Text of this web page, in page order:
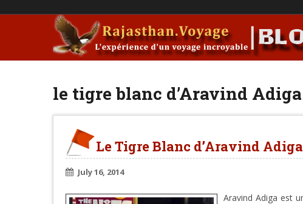
le tigre blanc d’Aravind Adiga
Le Tigre Blanc d’Aravind Adiga
July 16, 2014
Aravind Adiga est